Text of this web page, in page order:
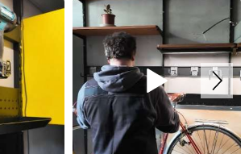
на
за
заказать
Хранение шуруповерта на крюке.
Другие крепления для
электроинструмента можно найти на
нашем сайте.